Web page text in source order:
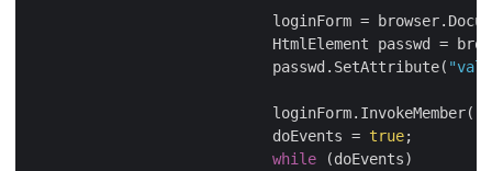
loginForm =
HtmlElement passwd =
                            passwd.SetAttribute(
                            loginForm.InvokeMember(
                            doEvents =
true;
while (doEvents)